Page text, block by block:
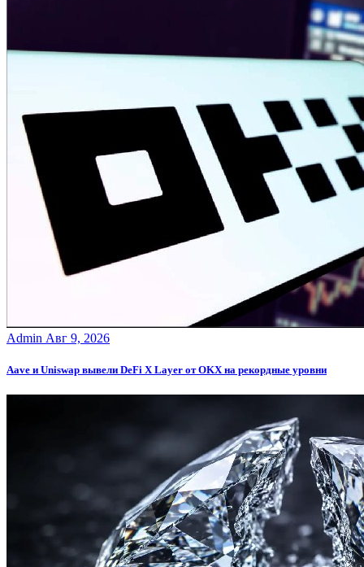
Admin Авг 9, 2026
Aave и Uniswap вывели DeFi X Layer от OKX на рекордные уровни